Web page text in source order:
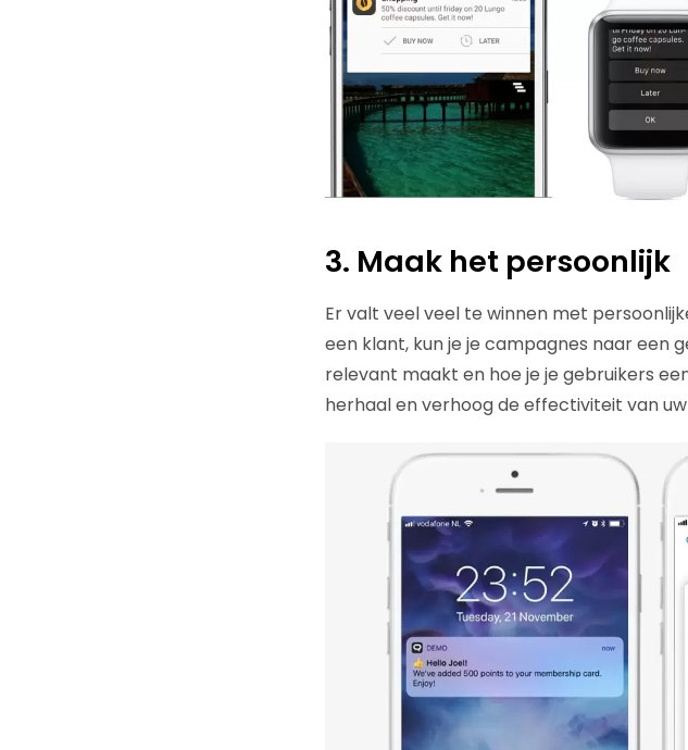
​3. Maak het persoonlijk
Er valt veel veel te winnen met
een klant, kun je je campagnes naar een
relevant maakt en hoe je je gebruikers
herhaal en verhoog de effectiviteit van